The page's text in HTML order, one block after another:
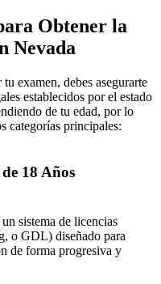
Obtener la
Nevada
examen, debes asegurarte
establecidos por el estado
de tu edad, por lo
categorías principales:
18 Años
sistema de licencias
o GDL) diseñado para
de forma progresiva y